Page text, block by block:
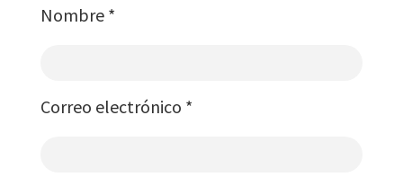
Nombre *
Correo electrónico *